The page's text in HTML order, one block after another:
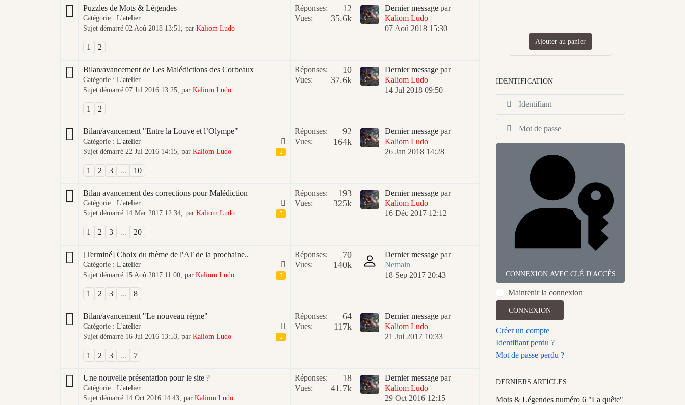
Puzzles de Mots & Légendes
Catégorie : L'atelier
Sujet démarré 02 Aoû 2018 13:51, par Kaliom Ludo
1 2
Réponses: 12
Vues: 35.6k
Dernier message par
Kaliom Ludo
07 Aoû 2018 15:30
Bilan/avancement de Les Malédictions des Corbeaux
Catégorie : L'atelier
Sujet démarré 07 Jul 2016 13:25, par Kaliom Ludo
1 2
Réponses: 10
Vues: 37.6k
Dernier message par
Kaliom Ludo
14 Jul 2018 09:50
Bilan/avancement "Entre la Louve et l’Olympe"
Catégorie : L'atelier
Sujet démarré 22 Jul 2016 14:15, par Kaliom Ludo
1 2 3 ... 10
Réponses: 92
Vues: 164k
Dernier message par
Kaliom Ludo
26 Jan 2018 14:28
Bilan avancement des corrections pour Malédiction
Catégorie : L'atelier
Sujet démarré 14 Mar 2017 12:34, par Kaliom Ludo
1 2 3 ... 20
Réponses: 193
Vues: 325k
Dernier message par
Kaliom Ludo
16 Déc 2017 12:12
[Terminé] Choix du thème de l'AT de la prochaine..
Catégorie : L'atelier
Sujet démarré 15 Aoû 2017 11:00, par Kaliom Ludo
1 2 3 ... 8
Réponses: 70
Vues: 140k
Dernier message par
Nemain
18 Sep 2017 20:43
Bilan/avancement "Le nouveau règne"
Catégorie : L'atelier
Sujet démarré 16 Jui 2016 13:53, par Kaliom Ludo
1 2 3 ... 7
Réponses: 64
Vues: 117k
Dernier message par
Kaliom Ludo
21 Jul 2017 10:33
Une nouvelle présentation pour le site ?
Catégorie : L'atelier
Sujet démarré 14 Oct 2016 14:43, par Kaliom Ludo
Réponses: 18
Vues: 41.7k
Dernier message par
Kaliom Ludo
29 Oct 2016 12:15
Ajouter au panier
IDENTIFICATION
CONNEXION AVEC CLÉ D'ACCÈS
Maintenir la connexion
CONNEXION
Créer un compte
Identifiant perdu ?
Mot de passe perdu ?
DERNIERS ARTICLES
Mots & Légendes numéro 6 "La quête"